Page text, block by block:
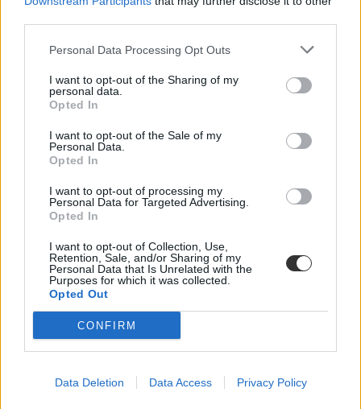
Personal Data Processing Opt Outs
I want to opt-out of the Sharing of my
personal data.
Opted In
I want to opt-out of the Sale of my
Personal Data.
Opted In
I want to opt-out of processing my
Personal Data for Targeted Advertising.
Opted In
I want to opt-out of Collection, Use,
Retention, Sale, and/or Sharing of my
Personal Data that Is Unrelated with the
Purposes for which it was collected.
Opted Out
CONFIRM
Data Deletion Data Access Privacy Policy